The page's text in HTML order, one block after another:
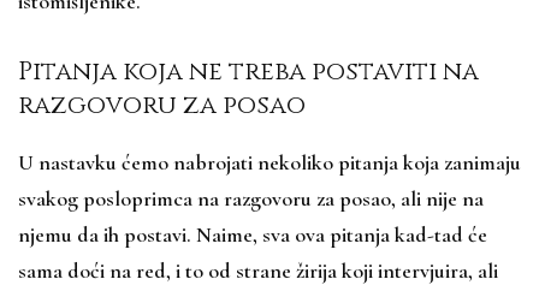
Pitanja koja ne treba postaviti na
razgovoru za posao
U nastavku ćemo nabrojati nekoliko pitanja koja zanimaju
svakog posloprimca na razgovoru za posao, ali nije na
njemu da ih postavi. Naime, sva ova pitanja kad-tad će
sama doći na red, i to od strane žirija koji intervjuira, ali